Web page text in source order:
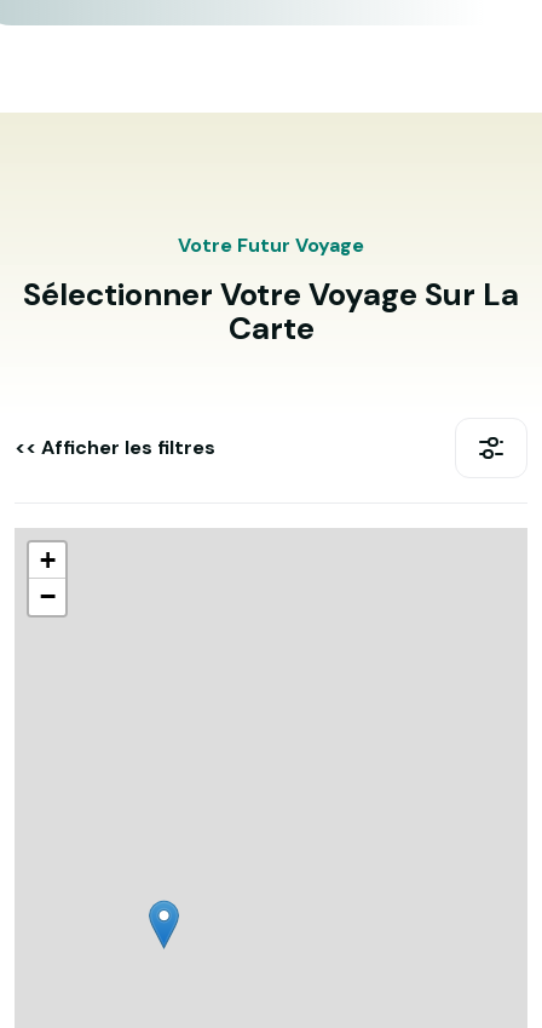
Votre Futur Voyage
Sélectionner Votre Voyage Sur La
Carte
<< Afficher les filtres
+
−